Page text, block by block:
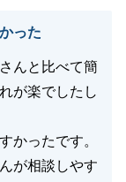
った
んと比べて簡
が楽でしたし
かったです。
が相談しやす